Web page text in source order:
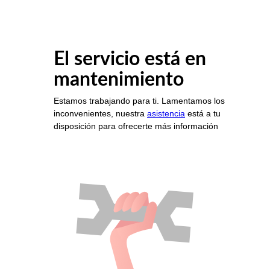
El servicio está en
mantenimiento
Estamos trabajando para ti. Lamentamos los
inconvenientes, nuestra asistencia está a tu
disposición para ofrecerte más información